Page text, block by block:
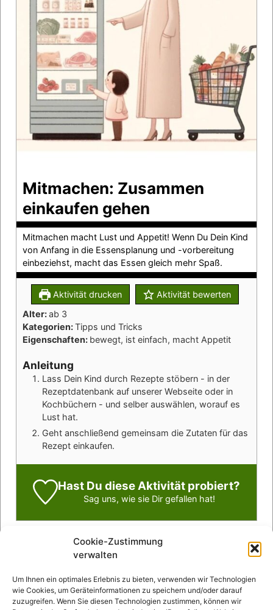
Cookie-Zustimmung
verwalten
Um Ihnen ein optimales Erlebnis zu bieten, verwenden wir Technologien
wie Cookies, um Geräteinformationen zu speichern und/oder darauf
zuzugreifen. Wenn Sie diesen Technologien zustimmen, können wir
Mitmachen: Zusammen
einkaufen gehen
Mitmachen macht Lust und Appetit! Wenn Du Dein Kind
von Anfang in die Essensplanung und -vorbereitung
einbeziehst, macht das Essen gleich mehr Spaß.
Aktivität drucken
Aktivität bewerten
Alter:ab 3
Kategorien:Tipps und Tricks
Eigenschaften: bewegt, ist einfach, macht Appetit
Anleitung
Lass Dein Kind durch Rezepte stöbern - in der
Rezeptdatenbank auf unserer Webseite oder in
Kochbüchern - und selber auswählen, worauf es
Lust hat.
Geht anschließend gemeinsam die Zutaten für das
Rezept einkaufen.
Hast Du diese Aktivität probiert?
Sag uns, wie sie Dir gefallen hat!
Wir hoffen, dass euch dieser Artikel weitergeholfen
hat. Wenn Fragen offen geblieben sind, schreibt